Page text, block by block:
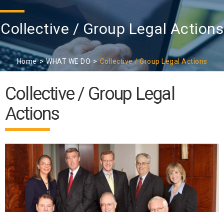
Collective / Group Legal Actions
Home WHAT WE DO Collective / Group Legal Actions
Collective / Group Legal
Actions